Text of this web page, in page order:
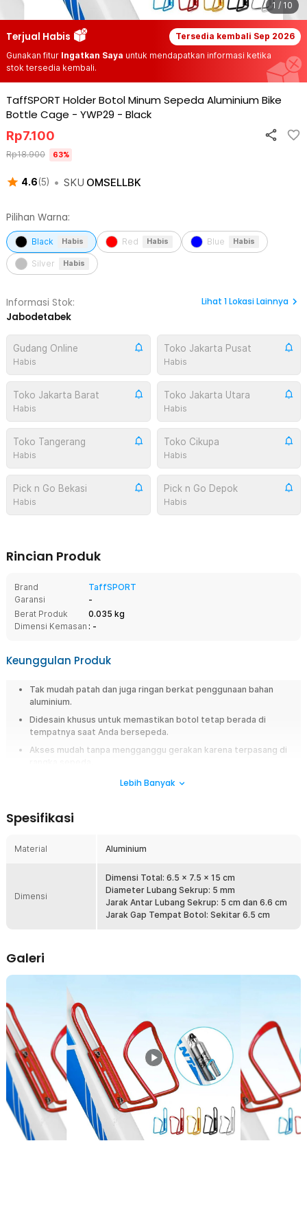
1 / 10
Terjual Habis Tersedia kembali Sep 2026
Gunakan fitur Ingatkan Saya untuk mendapatkan informasi ketika
stok tersedia kembali.
TaffSPORT Holder Botol Minum Sepeda Aluminium Bike
Bottle Cage - YWP29 - Black
4.6(5) • SKU OMSELLBK
Rp7.100
Rp18.900 63%
Pilihan Warna:
Black Habis Red Habis Blue Habis
Silver Habis
Informasi Stok:
Jabodetabek
Lihat 1Lokasi Lainnya
Gudang Online
Habis
Toko Jakarta Pusat
Habis
Toko Jakarta Barat
Habis
Toko Jakarta Utara
Habis
Toko Tangerang
Habis
Toko Cikupa
Habis
Pick n Go Bekasi
Habis
Pick n Go Depok
Habis
Rincian Produk
Brand
TaffSPORT
Garansi
-
Berat Produk
0.035 kg
Dimensi Kemasan : -
Keunggulan Produk
Tak mudah patah dan juga ringan berkat penggunaan bahan
aluminium.
Didesain khusus untuk memastikan botol tetap berada di
tempatnya saat Anda bersepeda.
Akses mudah tanpa mengganggu gerakan karena terpasang di
perjalanan terasa kurang nyaman. Karena itu, Anda membutuhkan holder
selama perjalanan. TaffSPORT YWP29 hadir dengan desain aluminium
MTB, road bike, hingga sepeda lipat.
agar botol tetap berada pada posisinya meskipun melewati jalan
maupun perjalanan jarak jauh.
Material Aluminium Ringan dan Kokoh
Menggunakan material aluminium berkualitas yang kuat namun
tetap ringan saat dipasang pada frame sepeda. Material ini tidak
mudah patah atau berkarat sehingga cocok untuk penggunaan
jangka panjang. Desainnya juga membuat sepeda tetap terlihat
sporty dan modern.
Pemasangan Kokoh pada Frame Sepeda
Holder dipasang menggunakan sistem baut sehingga lebih stabil
dan tidak mudah bergeser saat digunakan. Pemasangan yang kuat
membantu menjaga posisi bottle cage tetap presisi selama
Lebih Banyak
Spesifikasi
Material Aluminium
Dimensi
Dimensi Total: 6.5 x 7.5 x 15 cm
Diameter Lubang Sekrup: 5 mm
Jarak Antar Lubang Sekrup: 5 cm dan 6.6 cm
Jarak Gap Tempat Botol: Sekitar 6.5 cm
Galeri